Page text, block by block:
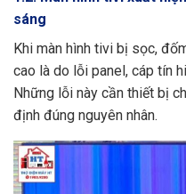
sáng
Khi màn hình tivi bị sọc,
cao là do lỗi panel, cáp tín
Những lỗi này cần thiết bị
định đúng nguyên nhân.